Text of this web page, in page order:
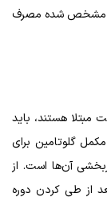
که مشخص شده مصرف
مبتلا هستند، باید
گلوتامین برای
آن‌ها است. از
از طی کردن دوره